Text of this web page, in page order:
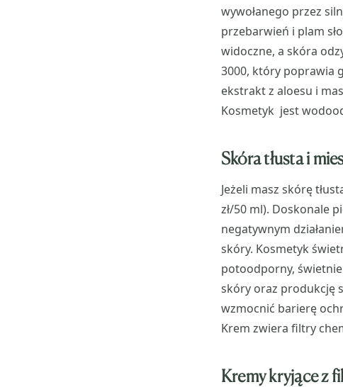
wywołanego przez
przebarwień i plam
widoczne, a skóra
3000, który poprawia
ekstrakt z aloesu i
Kosmetyk jest
Skóra tłusta i
Jeżeli masz skórę
zł/50 ml). Doskonale
negatywnym
skóry. Kosmetyk
potoodporny,
skóry oraz produkcję
wzmocnić barierę
Krem zwiera filtry
Kremy kryjące z